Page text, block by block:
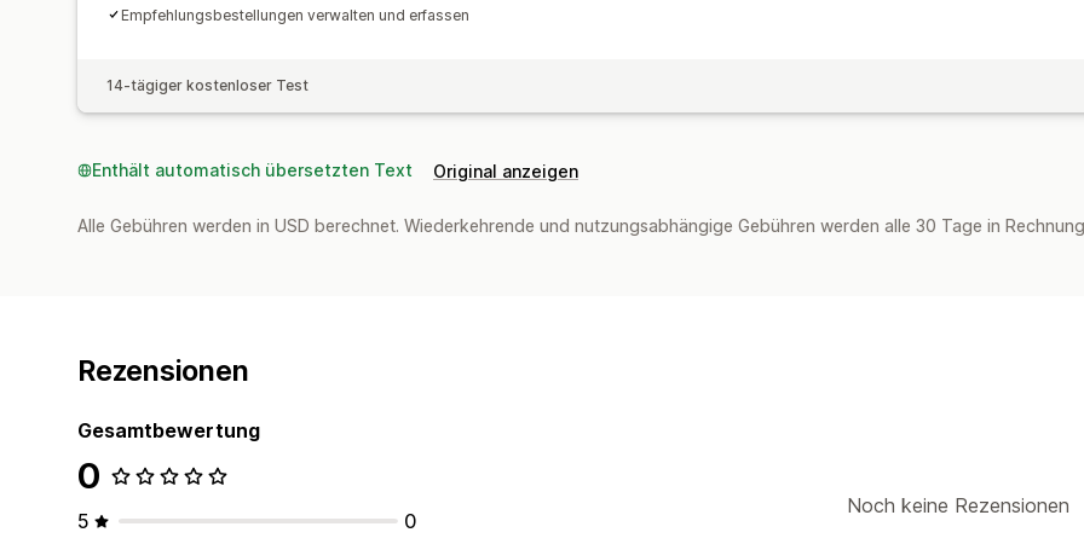
Empfehlungsbestellungen verwalten und erfassen
14-tägiger kostenloser Test
Enthält automatisch übersetzten Text Original anzeigen
Alle Gebühren werden in USD berechnet. Wiederkehrende und nutzungsabhängige Gebühren werden alle 30 Tage in
Rezensionen
Gesamtbewertung
0
5
0
Noch keine Rezensionen